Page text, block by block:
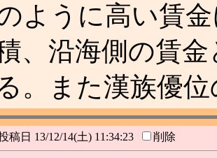
ように高い賃
、沿海側の賃
。また漢族優
稿日 13/12/14(土) 11:34:23 削除